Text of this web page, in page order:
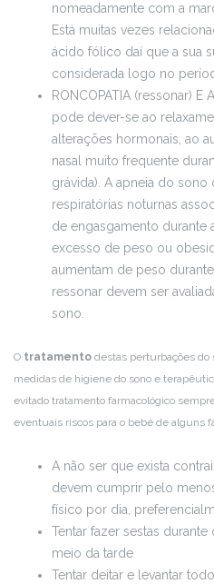
nomeadamente com a
Está muitas vezes
ácido fólico daí que a sua
considerada logo no
RONCOPATIA (ressonar) E
pode dever-se ao
alterações hormonais, ao
nasal muito frequente
grávida). A apneia do
respiratórias noturnas
de engasgamento durante
excesso de peso ou
aumentam de peso
ressonar devem ser
sono.
O tratamento destas perturbações
medidas de higiene do sono e
evitado tratamento farmacológico
eventuais riscos para o bebé de alguns
A não ser que exista
devem cumprir pelo
físico por dia,
Tentar fazer sestas
meio da tarde
Tentar deitar e levantar